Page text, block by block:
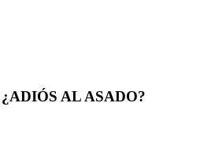
AL ASADO?